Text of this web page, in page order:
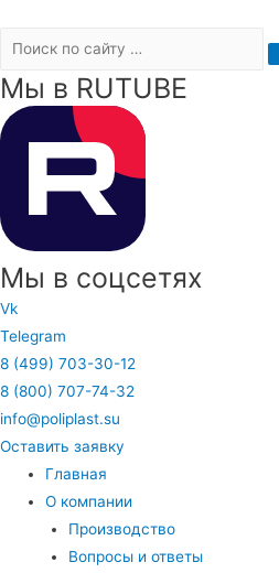
Мы в RUTUBE
Мы в соцсетях
Vk
Telegram
8 (499) 703-30-12
8 (800) 707-74-32
info@poliplast.su
Оставить заявку
Главная
О компании
Производство
Вопросы и ответы